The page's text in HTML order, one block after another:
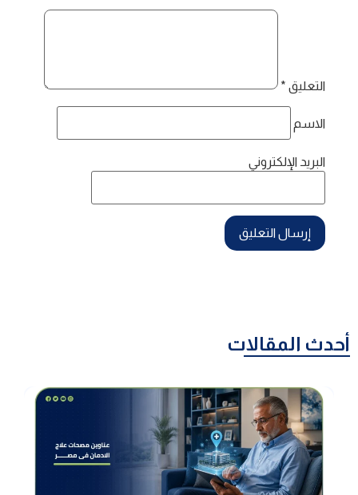
التعليق *
الاسم
البريد الإلكتروني
أحدث المقالات